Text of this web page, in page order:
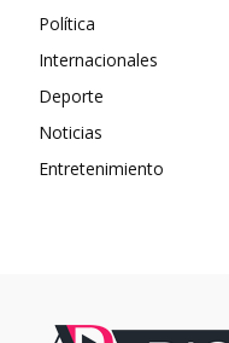
Política
Internacionales
Deporte
Noticias
Entretenimiento